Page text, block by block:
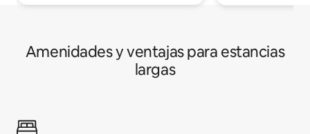
Amenidades y ventajas para estancias
largas